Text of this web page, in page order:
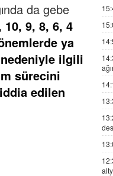
da gebe
10, 9, 8, 6, 4
ya
ilgili
sürecini
edilen